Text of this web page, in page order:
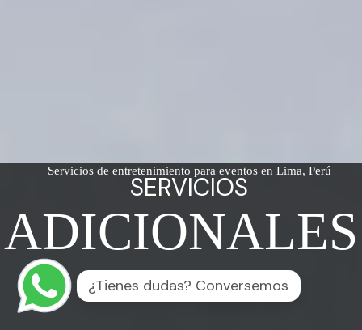
Servicios de entretenimiento para eventos en Lima, Perú
SERVICIOS
ADICIONALES
¿Tienes dudas? Conversemos